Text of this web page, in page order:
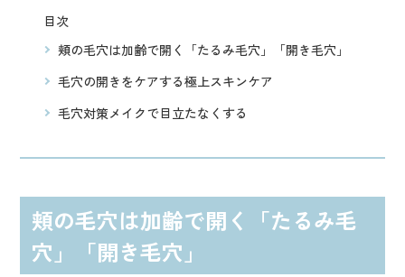
目次
頬の毛穴は加齢で開く「たるみ毛穴」「開き毛穴」
毛穴の開きをケアする極上スキンケア
毛穴対策メイクで目立たなくする
頬の毛穴は加齢で開く「たるみ毛
穴」「開き毛穴」